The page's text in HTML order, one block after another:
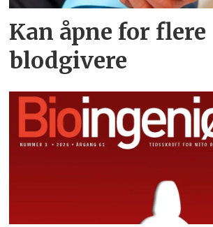
Kan åpne for flere
blodgivere